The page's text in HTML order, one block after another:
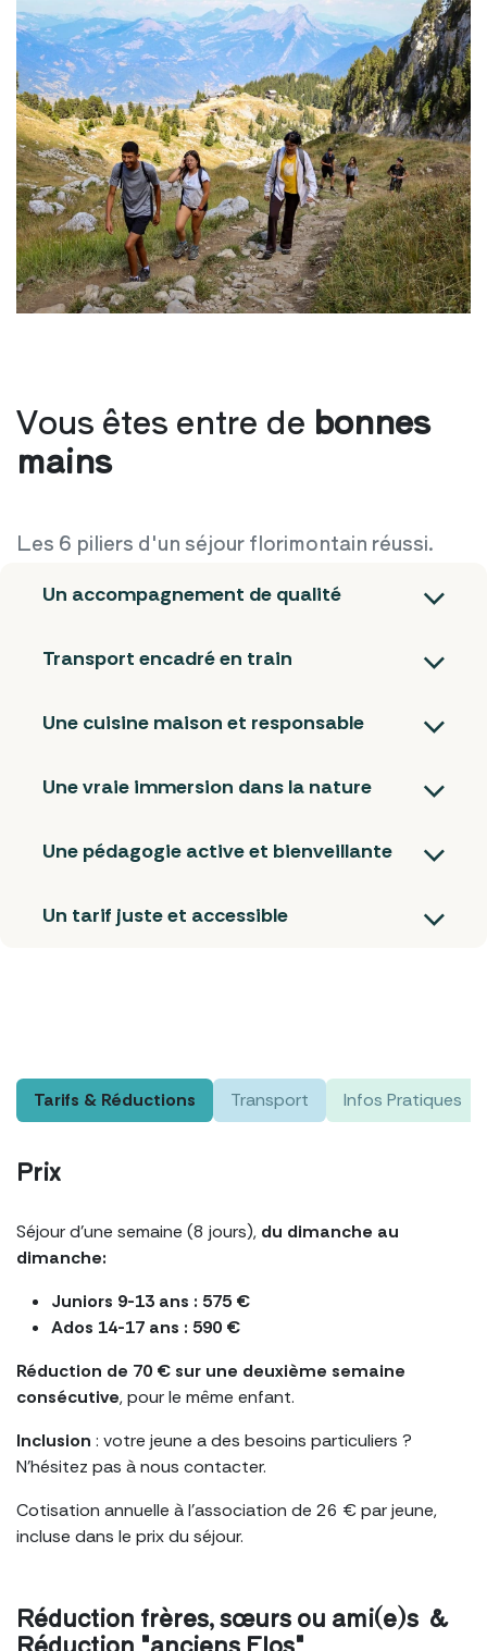
Vous êtes entre de bonnes
mains
Les 6 piliers d'un séjour florimontain réussi.
Un accompagnement de qualité
Transport encadré en train
Une cuisine maison et responsable
Une vraie immersion dans la nature
Une pédagogie active et bienveillante
Un tarif juste et accessible
Tarifs & Réductions Transport Infos Pratiques
Prix
Séjour d'une semaine (8 jours), du dimanche au
dimanche:
Juniors 9-13 ans : 575 €
Ados 14-17 ans : 590 €
Réduction de 70 € sur une deuxième semaine
consécutive, pour le même enfant.
Inclusion : votre jeune a des besoins particuliers ?
N'hésitez pas à nous contacter.
Cotisation annuelle à l’association de 26 € par jeune,
incluse dans le prix du séjour.
Réduction frères, sœurs ou ami(e)s &
Réduction "anciens Flos"